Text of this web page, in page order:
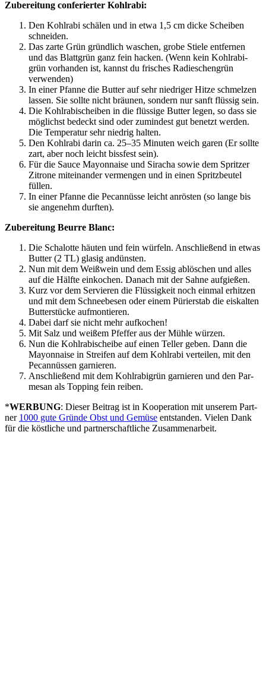
Zube­rei­tung con­fe­rier­ter Kohlrabi:
Den Kohl­ra­bi schä­len und in etwa 1,5 cm dicke Schei­ben
schneiden.
Das zar­te Grün gründ­lich waschen, gro­be Stie­le ent­fer­nen
und das Blatt­grün ganz fein hacken. (Wenn kein Kohl­ra­bi­
grün vor­han­den ist, kannst du fri­sches Radies­chen­grün
verwenden)
In einer Pfan­ne die But­ter auf sehr nied­ri­ger Hit­ze schmel­zen
las­sen. Sie soll­te nicht bräu­nen, son­dern nur sanft flüs­sig sein.
Die Kohl­ra­bi­schei­ben in die flüs­si­ge But­ter legen, so dass sie
mög­lichst bedeckt sind oder zumin­dest gut benetzt wer­den.
Die Tem­pe­ra­tur sehr nied­rig halten.
Den Kohl­ra­bi dar­in ca. 25–35 Minu­ten weich garen (Er soll­te
zart, aber noch leicht biss­fest sein).
Für die Sau­ce Mayon­nai­se und Siracha sowie dem Sprit­zer
Zitro­ne mit­ein­an­der ver­men­gen und in einen Spritz­beu­tel
füllen.
In einer Pfan­ne die Pecan­nüs­se leicht anrös­ten (so lan­ge bis
sie ange­nehm durften).
Zube­rei­tung Beur­re Blanc:
Die Scha­lot­te häu­ten und fein wür­feln. Anschlie­ßend in etwas
But­ter (2 TL) gla­sig andünsten.
Nun mit dem Weiß­wein und dem Essig ablö­schen und alles
auf die Hälf­te ein­ko­chen. Danach mit der Sah­ne aufgießen.
Kurz vor dem Ser­vie­ren die Flüs­sig­keit noch ein­mal erhit­zen
und mit dem Schnee­be­sen oder einem Pürier­stab die eis­kal­ten
But­ter­stü­cke aufmontieren.
Dabei darf sie nicht mehr aufkochen!
Mit Salz und wei­ßem Pfef­fer aus der Müh­le würzen.
Nun die Kohl­ra­bi­schei­be auf einen Tel­ler geben. Dann die
Mayon­nai­se in Strei­fen auf dem Kohl­ra­bi ver­tei­len, mit den
Pecan­nüs­sen garnieren.
Anschlie­ßend mit dem Kohl­ra­bi­grün gar­nie­ren und den Par­
me­san als Top­ping fein reiben.
*WERBUNG: Die­ser Bei­trag ist in Koope­ra­ti­on mit unse­rem Part­
ner 1000 gute Grün­de Obst und Gemü­se ent­stan­den. Vie­len Dank
für die köst­li­che und part­ner­schaft­li­che Zusammenarbeit.